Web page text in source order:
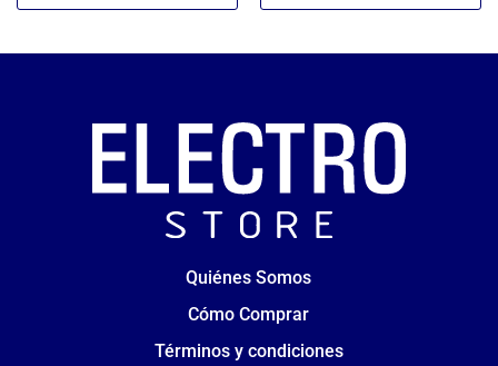
Quiénes Somos
Cómo Comprar
Términos y condiciones